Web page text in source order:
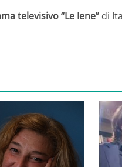
televisivo “Le Iene” di